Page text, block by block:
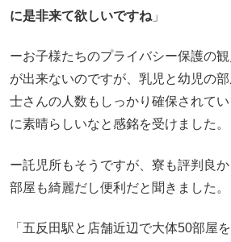
に是非来て欲しいですね 」
ーお子様たちのプライバシー保護の
が出来ないのですが、乳児と幼児の
士さんの人数もしっかり確保されて
に素晴らしいなと感銘を受けました。
ー託児所もそうですが、寮も評判良
部屋も綺麗だし便利だと聞きました。
「五反田駅と店舗近辺で大体50部屋